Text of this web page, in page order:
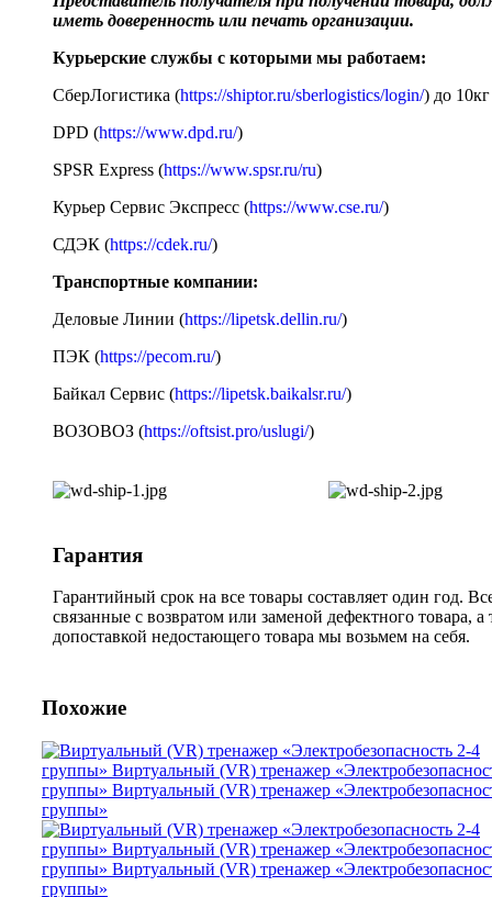
иметь доверенность или печать организации.
Курьерские службы с которыми мы работаем:
СберЛогистика (https://shiptor.ru/sberlogistics/login/) до 10кг
DPD (https://www.dpd.ru/)
SPSR Express (https://www.spsr.ru/ru)
Курьер Сервис Экспресс (https://www.cse.ru/)
СДЭК (https://cdek.ru/)
Транспортные компании:
Деловые Линии (https://lipetsk.dellin.ru/)
ПЭК (https://pecom.ru/)
Байкал Сервис (https://lipetsk.baikalsr.ru/)
ВОЗОВОЗ (https://oftsist.pro/uslugi/)
Гарантия
Гарантийный срок на все товары составляет один год.
связанные с возвратом или заменой дефектного товара, а
допоставкой недостающего товара мы возьмем на себя.
Похожие